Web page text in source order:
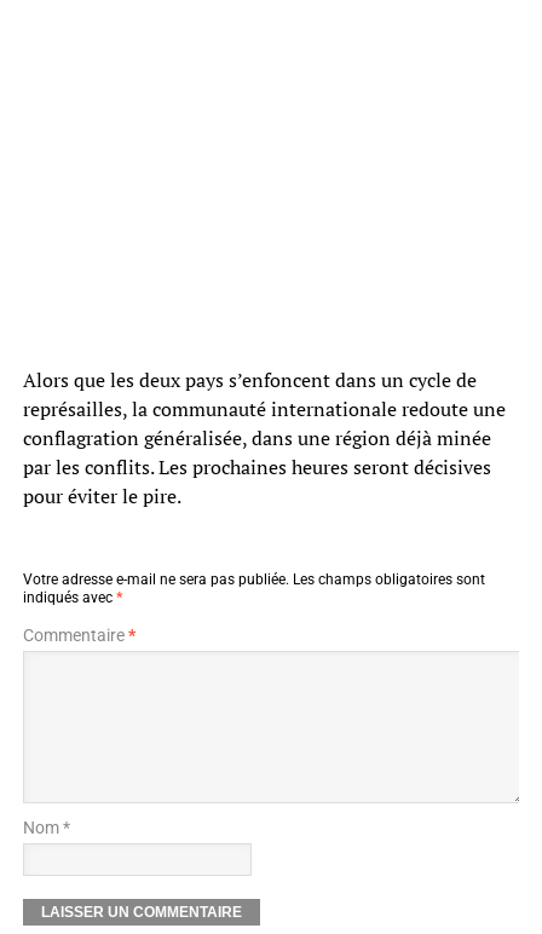
Alors que les deux pays s’enfoncent dans un cycle de
représailles, la communauté internationale redoute une
conflagration généralisée, dans une région déjà minée
par les conflits. Les prochaines heures seront décisives
pour éviter le pire.
Votre adresse e-mail ne sera pas publiée. Les champs obligatoires sont
indiqués avec *
Commentaire*
Nom *